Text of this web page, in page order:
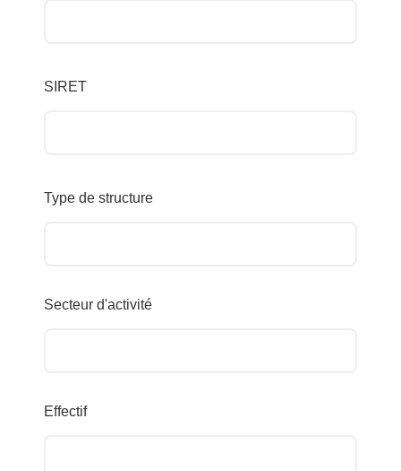
SIRET
Type de structure
Secteur d'activité
Effectif